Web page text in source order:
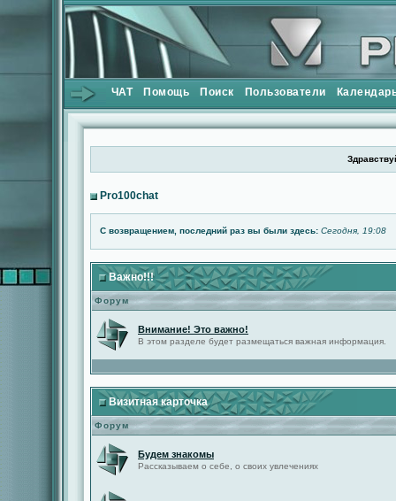
ЧАТ Помощь Поиск Пользователи
Pro100chat
С возвращением, последний раз вы были здесь: Сегодня, 19:08
Важно!!!
Форум
Внимание! Это важно!
В этом разделе будет размещаться важная информация.
Визитная карточка
Форум
Будем знакомы
Рассказываем о себе, о своих увлечениях